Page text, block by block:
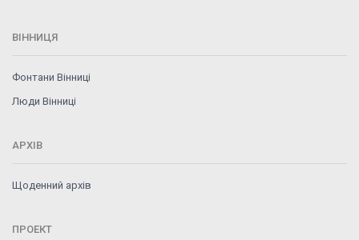
ВІННИЦЯ
Фонтани Вінниці
Люди Вінниці
АРХІВ
Щоденний архів
ПРОЕКТ